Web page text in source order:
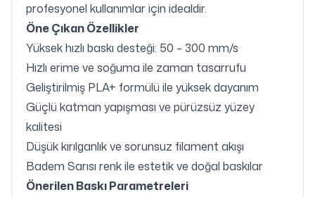
profesyonel kullanımlar için idealdir.
Öne Çıkan Özellikler
Yüksek hızlı baskı desteği: 50 – 300 mm/s
Hızlı erime ve soğuma ile zaman tasarrufu
Geliştirilmiş PLA+ formülü ile yüksek dayanım
Güçlü katman yapışması ve pürüzsüz yüzey
kalitesi
Düşük kırılganlık ve sorunsuz filament akışı
Badem Sarısı renk ile estetik ve doğal baskılar
Önerilen Baskı Parametreleri